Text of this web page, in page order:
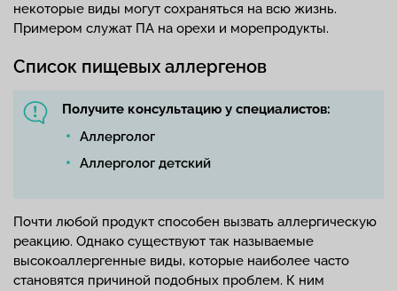
некоторые виды могут сохраняться на всю жизнь.
Примером служат ПА на орехи и морепродукты.
Список пищевых аллергенов
Получите консультацию у специалистов:
Аллерголог
Аллерголог детский
Почти любой продукт способен вызвать аллергическую
реакцию. Однако существуют так называемые
высокоаллергенные виды, которые наиболее часто
становятся причиной подобных проблем. К ним